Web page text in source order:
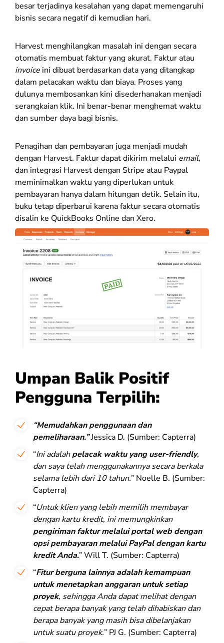
besar terjadinya kesalahan yang dapat memengaruhi
bisnis secara negatif di kemudian hari.
Harvest menghilangkan masalah ini dengan secara
otomatis membuat faktur yang akurat. Faktur atau
invoice ini dibuat berdasarkan data yang ditangkap
dalam pelacakan waktu dan biaya. Proses yang
dulunya membosankan kini disederhanakan menjadi
serangkaian klik. Ini benar-benar menghemat waktu
dan sumber daya bagi bisnis.
Penagihan dan pembayaran juga menjadi mudah
dengan Harvest. Faktur dapat dikirim melalui email,
dan integrasi Harvest dengan Stripe atau Paypal
meminimalkan waktu yang diperlukan untuk
pembayaran hanya dalam hitungan detik. Selain itu,
buku tetap diperbarui karena faktur secara otomatis
disalin ke QuickBooks Online dan Xero.
Umpan Balik Positif
Pengguna Terpilih:
“Memudahkan penggunaan dan
pemeliharaan.”Jessica D. (Sumber: Capterra)
“Ini adalahpelacak waktu yang user-friendly,
dan saya telah menggunakannya secara berkala
selama lebih dari 10 tahun.” Noelle B. (Sumber:
Capterra)
“Untuk klien yang lebih memilih membayar
dengan kartu kredit, ini memungkinkan
pengiriman faktur melalui portal web dengan
opsi pembayaran melalui PayPal dengan kartu
kredit Anda.” Will T. (Sumber: Capterra)
“Fitur berguna lainnya adalah kemampuan
untuk menetapkan anggaran untuk setiap
proyek, sehingga Anda dapat melihat dengan
cepat berapa banyak yang telah dihabiskan dan
berapa banyak yang masih bisa dibelanjakan
untuk suatu proyek.” PJ G. (Sumber: Capterra)